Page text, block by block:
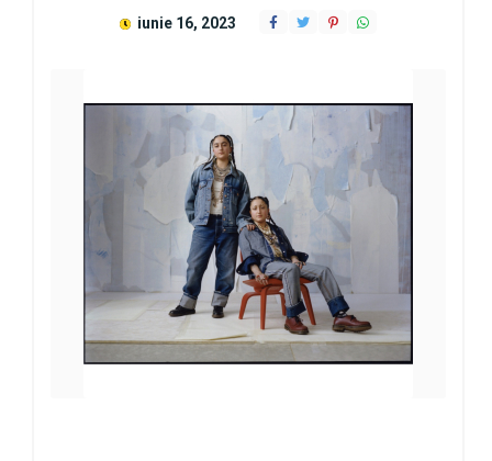
iunie 16, 2023